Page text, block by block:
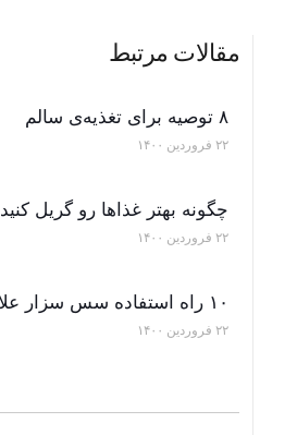
مقالات مرتبط
۸ توصیه برای تغذیه‌ی سالم
۲۲ فروردین ۱۴۰۰
چگونه بهتر غذاها رو گریل کنید
۲۲ فروردین ۱۴۰۰
۱۰ راه استفاده سس سزار علاوه بر سالاد
۲۲ فروردین ۱۴۰۰